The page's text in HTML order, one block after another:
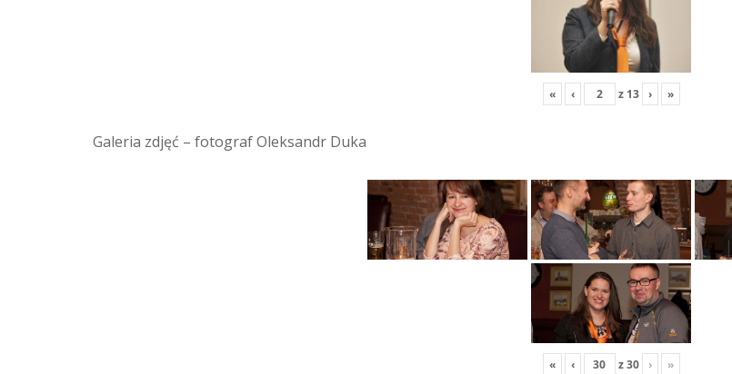
« ‹ z 13 › »
Galeria zdjęć – fotograf Oleksandr Duka
« ‹ z30 › »